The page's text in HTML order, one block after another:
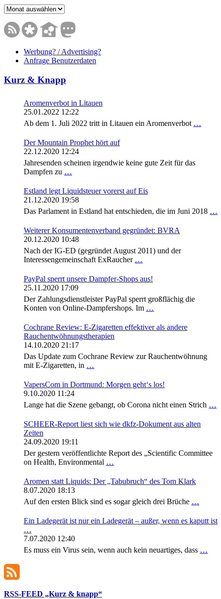
Archive
Werbung? / Advertising?
Anfrage Benutzerdaten
Kurz & Knapp
Aromenverbot in Litauen
25.01.2022 12:22
Ab dem 1. Juli 2022 tritt in Litauen ein Aromenverbot …
Der Mountain Prophet hört auf
22.12.2020 12:24
Jahresenden scheinen irgendwie keine gute Zeit für das
Dampfen zu …
Estland legt Liquidsteuer vorerst auf Eis
21.12.2020 19:58
Das Parlament in Estland hat entschieden, die im Juni 2018 …
Weiterer Konsumentenverband gegründet: BVRA
20.12.2020 10:48
Nach der IG-ED (gegründet August 2011) und der
Interessengemeinschaft ExRaucher …
PayPal sperrt unsere Dampfer-Shops aus!
25.11.2020 17:09
Der Zahlungsdienstleister PayPal sperrt großflächig die
Konten von Online-Dampfershops. Im …
Cochrane Review: E-Zigaretten effektiver als andere
Rauchentwöhnungstherapien
14.10.2020 21:17
Das Update zum Cochrane Review zur Rauchentwöhnung
mit E-Zigaretten, in …
VapersCom in Dortmund: Morgen geht‘s los!
9.10.2020 11:24
Lange hat die Szene gebangt, ob Corona nicht einen Strich …
SCHEER-Report liest sich wie dkfz-Dokument aus alten
Zeiten
24.09.2020 19:11
Der gestern veröffentlichte Report des „Scientific Committee
on Health, Environmental …
Aromen statt Liquids: Der „Tabubruch“ des Tom Klark
8.07.2020 18:13
Auf den ersten Blick sind es sogar gleich drei Brüche …
Ein Ladegerät ist nur ein Ladegerät – außer, wenn es kaputt ist
…
7.07.2020 12:40
Es muss ein Virus sein, wenn auch kein neuartiges, dass …
RSS-FEED „Kurz & knapp“